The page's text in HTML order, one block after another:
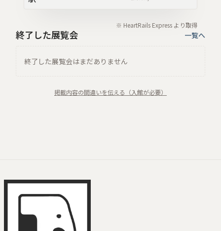
※ HeartRails Express より取得
終了した展覧会 一覧へ
終了した展覧会はまだありません
掲載内容の間違いを伝える（入館が必要）